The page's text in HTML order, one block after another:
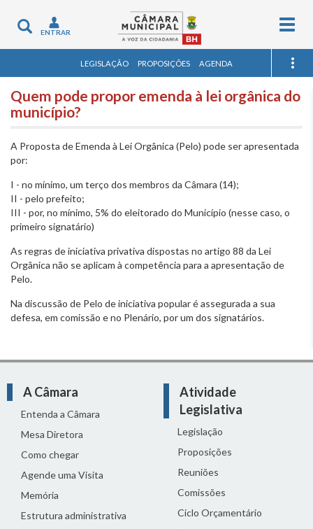
Toggle
navigation
ENTRAR
LEGISLAÇÃO PROPOSIÇÕES AGENDA
Quem pode propor emenda à lei orgânica do
município?
A Proposta de Emenda à Lei Orgânica (Pelo) pode ser apresentada
por:
I - no mínimo, um terço dos membros da Câmara (14);
II - pelo prefeito;
III - por, no mínimo, 5% do eleitorado do Município (nesse caso, o
primeiro signatário)
As regras de iniciativa privativa dispostas no artigo 88 da Lei
Orgânica não se aplicam à competência para a apresentação de
Pelo.
Na discussão de Pelo de iniciativa popular é assegurada a sua
defesa, em comissão e no Plenário, por um dos signatários.
A Câmara
Entenda a Câmara
Mesa Diretora
Como chegar
Agende uma Visita
Memória
Estrutura administrativa
Atividade
Legislativa
Legislação
Proposições
Reuniões
Comissões
Ciclo Orçamentário